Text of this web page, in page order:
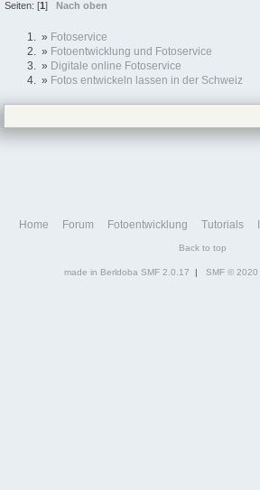
Seiten: [1]Nach oben
» Fotoservice
» Fotoentwicklung und Fotoservice
» Digitale online Fotoservice
» Fotos entwickeln lassen in der Schweiz
Home Forum Fotoentwicklung Tutorials
Back to top
made in Berldoba SMF 2.0.17 | SMF © 2020